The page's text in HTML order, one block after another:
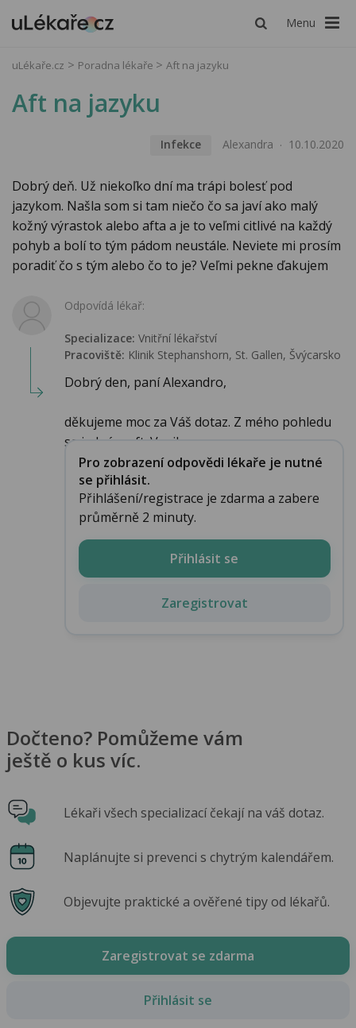
Menu
uLékaře.cz Poradna lékaře Aft na jazyku
Aft na jazyku
Infekce Alexandra 10.10.2020
Dobrý deň. Už niekoľko dní ma trápi bolesť pod
jazykom. Našla som si tam niečo čo sa javí ako malý
kožný výrastok alebo afta a je to veľmi citlivé na každý
pohyb a bolí to tým pádom neustále. Neviete mi prosím
poradiť čo s tým alebo čo to je? Veľmi pekne ďakujem
Odpovídá lékař:
Specializace: Vnitřní lékařství
Pracoviště: Klinik Stephanshorn, St. Gallen, Švýcarsko
Dobrý den, paní Alexandro,
děkujeme moc za Váš dotaz. Z mého pohledu
se jedná o aft. Vznik...
Pro zobrazení odpovědi lékaře je nutné
se přihlásit.
Přihlášení/registrace je zdarma a zabere
průměrně 2 minuty.
Přihlásit se
Zaregistrovat
Dočteno? Pomůžeme vám
ještě o kus víc.
Lékaři všech specializací čekají na váš dotaz.
Naplánujte si prevenci s chytrým kalendářem.
Objevujte praktické a ověřené tipy od lékařů.
Zaregistrovat se zdarma
Přihlásit se